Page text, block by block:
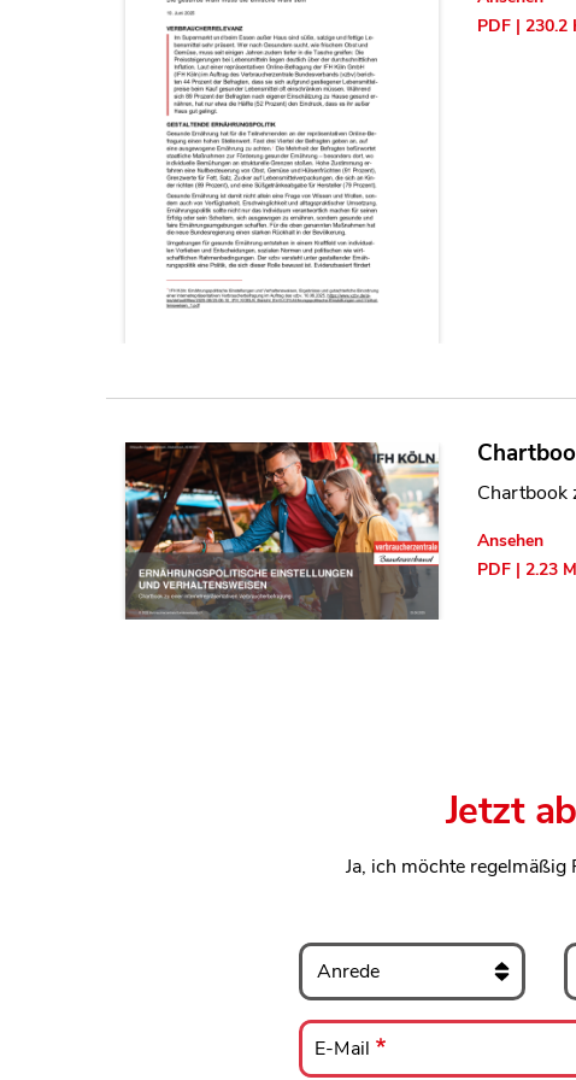
PDF | 230.2
Chartbook
Ansehen
PDF | 2.23
Jetzt
Ja, ich möchte
Anrede
E-
Mail
E-Mail